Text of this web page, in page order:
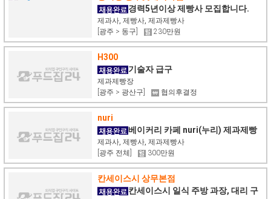
경력5년이상 제빵사 모집합니다.
제과사, 제빵사, 제과제빵사
[광주 > 동구]
230만원
H300
기술자 급구
제과제빵장
[광주 > 광산구]
협의후결정
nuri
베이커리 카페 nuri(누리) 제과제빵
사 채용합니다.
제과사, 제빵사, 제과제빵사
[광주 전체]
300만원
칸세이스시 상무본점
칸세이스시 일식 주방 과장, 대리 구